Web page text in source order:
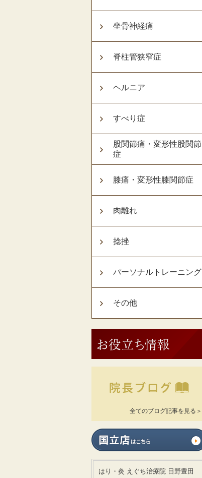
坐骨神経痛
脊柱管狭窄症
ヘルニア
すべり症
股関節痛・変形性股関節
症
膝痛・変形性膝関節症
肉離れ
捻挫
パーソナルトレーニング
その他
全てのブログ記事を見る＞
はり・灸 えぐち治療院 日野豊田